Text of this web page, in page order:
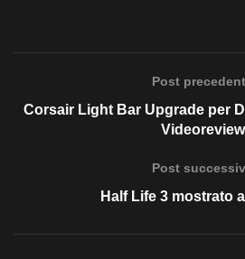
Post
Corsair Light Bar Upgrade per
Videoreview
Post
Half Life 3 mostrato